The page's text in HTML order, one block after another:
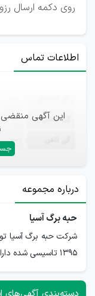
روی دکمه ارسال
اطلاعات تماس
این آگهی منقضی
ایمیل —
—
درباره مجموعه
حبه برگ آسیا
شرکت حبه برگ آسیا
1395 تاسیسی شده دارای 5 شعبه فعال در سطح تهران می باشد.